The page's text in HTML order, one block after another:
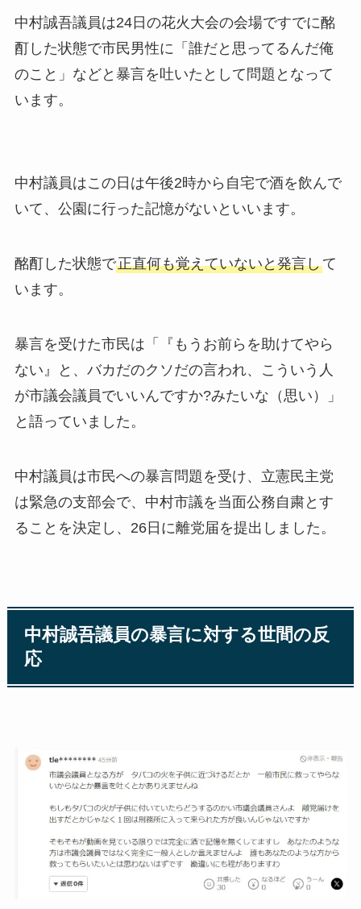
中村誠吾議員は24日の花火大会の会場ですでに酩
酊した状態で市民男性に「誰だと思ってるんだ俺
のこと」などと暴言を吐いたとして問題となって
います。
中村議員はこの日は午後2時から自宅で酒を飲んで
いて、公園に行った記憶がないといいます。
酩酊した状態で正直何も覚えていないと発言して
います。
暴言を受けた市民は「『もうお前らを助けてやら
ない』と、バカだのクソだの言われ、こういう人
が市議会議員でいいんですか?みたいな（思い）」
と語っていました。
中村議員は市民への暴言問題を受け、立憲民主党
は緊急の支部会で、中村市議を当面公務自粛とす
ることを決定し、26日に離党届を提出しました。
中村誠吾議員の暴言に対する世間の反
応